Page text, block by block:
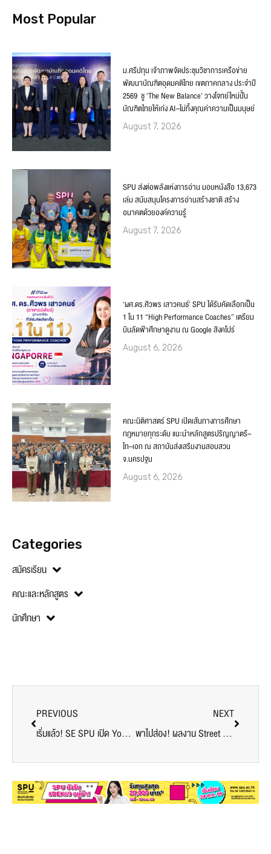
Most Popular
ม.ศรีปทุม เจ้าภาพจัดประชุมวิชาการเครือข่าย
พัฒนาบัณฑิตอุดมคติไทย เขตภาคกลาง ประจำปี
2569 ชู ‘The New Balance’ วางโจทย์ใหม่ปั้น
บัณฑิตไทยให้เก่ง AI–ไม่ทิ้งคุณค่าความเป็นมนุษย์
August 7, 2026
SPU ส่งต่อพลังแห่งการอ่าน มอบหนังสือ 13,673
เล่ม สนับสนุนโครงการอ่านสร้างชาติ สร้าง
อนาคตด้วยองค์ความรู้
August 7, 2026
‘ผศ.ดร.ศิวพร เสาวคนธ์’ SPU ได้รับคัดเลือกเป็น
1 ใน 11 “High Performance Coaches” เตรียม
บินลัดฟ้าศึกษาดูงาน ณ Google สิงคโปร์
August 6, 2026
คณะนิติศาสตร์ SPU เปิดเส้นทางการศึกษา
กฎหมายทุกระดับ แนะนำหลักสูตรปริญญาตรี–
โท–เอก ณ สถาบันส่งเสริมงานสอบสวน
จ.นครปฐม
August 6, 2026
Categories
สมัครเรียน
คณะและหลักสูตร
นักศึกษา
PREVIOUS
เริ่มแล้ว! SE SPU เปิด Young CEO Camp ส่งเสริมความรู้และพัฒนาทักษะ สำหรับน้องๆ ม.ปลาย สู่การเป็นนักธุรกิจรุ่นใหม่ กับ พี่กลอย เจ้าของแบรนด์ PRAVE S
NEXT
พาไปส่อง! ผลงาน Street ART Dek ดิจิทัลมีเดีย ม.ศรีปทุม บริเวณใต้สะพานบางบัว ส่วนหนึ่งของงาน Bangkok Design Week 2024